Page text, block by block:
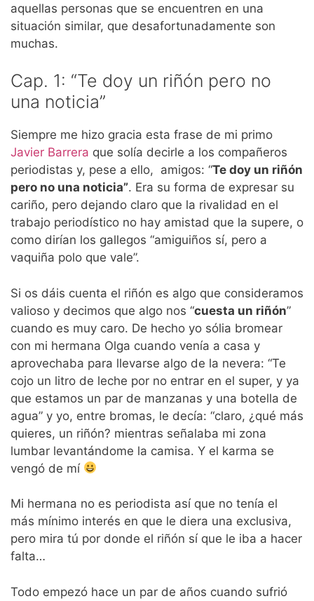
aquellas personas que se encuentren en una
situación similar, que desafortunadamente son
muchas.
Cap. 1: “Te doy un riñón pero no
una noticia”
Siempre me hizo gracia esta frase de mi primo
Javier Barrera que solía decirle a los compañeros
periodistas y, pese a ello, amigos: “Te doy un riñón
pero no una noticia”. Era su forma de expresar su
cariño, pero dejando claro que la rivalidad en el
trabajo periodístico no hay amistad que la supere, o
como dirían los gallegos “amiguiños sí, pero a
vaquiña polo que vale”.
Si os dáis cuenta el riñón es algo que consideramos
valioso y decimos que algo nos “cuesta un riñón”
cuando es muy caro. De hecho yo sólia bromear
con mi hermana Olga cuando venía a casa y
aprovechaba para llevarse algo de la nevera: “Te
cojo un litro de leche por no entrar en el super, y ya
que estamos un par de manzanas y una botella de
agua” y yo, entre bromas, le decía: “claro, ¿qué más
quieres, un riñón? mientras señalaba mi zona
lumbar levantándome la camisa. Y el karma se
vengó de mí
Mi hermana no es periodista así que no tenía el
más mínimo interés en que le diera una exclusiva,
pero mira tú por donde el riñón sí que le iba a hacer
falta…
Todo empezó hace un par de años cuando sufrió